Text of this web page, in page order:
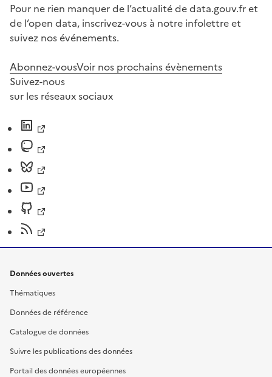
Pour ne rien manquer de l’actualité de data.gouv.fr et
de l’open data, inscrivez-vous à notre infolettre et
suivez nos événements.
Abonnez-vousVoir nos prochains évènements
Suivez-nous
sur les réseaux sociaux
Données ouvertes
Thématiques
Données de référence
Catalogue de données
Suivre les publications des données
Portail des données européennes